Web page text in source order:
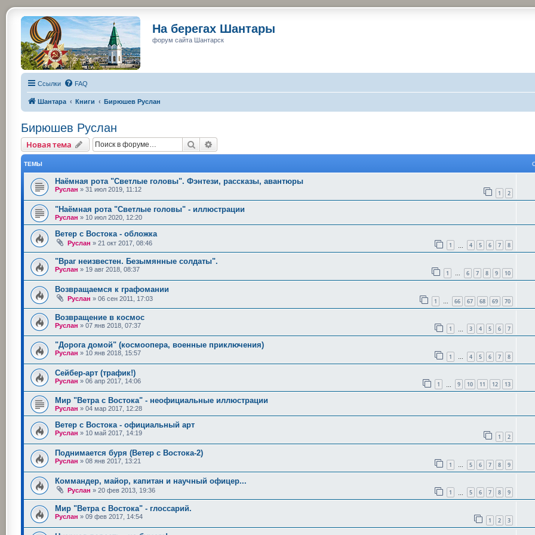
На берегах Шантары
форум сайта Шантарск
Ссылки FAQ
Шантара Книги Бирюшев Руслан
Бирюшев Руслан
Новая тема Поиск
ТЕМЫ
Наёмная рота "Светлые головы". Фэнтези, рассказы, авантюры
Руслан » 31 июл 2019, 11:12 1 2
"Наёмная рота "Светлые головы" - иллюстрации
Руслан » 10 июл 2020, 12:20
Ветер с Востока - обложка
Руслан » 21 окт 2017, 08:46 1 4 5 6 7 8
"Враг неизвестен. Безымянные солдаты".
Руслан » 19 авг 2018, 08:37 1 … 6 7 8 9 10
Возвращаемся к графомании
Руслан » 06 сен 2011, 17:03 1 … 66 67 68 69 70
Возвращение в космос
Руслан » 07 янв 2018, 07:37 1 3 4 5 6 7
"Дорога домой" (космоопера, военные приключения)
Руслан » 10 янв 2018, 15:57 1 … 4 5 6 7 8
Сейбер-арт (трафик!)
Руслан » 06 апр 2017, 14:06 1 9 10 11 12 13
Мир "Ветра с Востока" - неофициальные иллюстрации
Руслан » 04 мар 2017, 12:28
Ветер с Востока - официальный арт
Руслан » 10 май 2017, 14:19 1 2
Поднимается буря (Ветер с Востока-2)
Руслан » 08 янв 2017, 13:21 1 … 5 6 7 8 9
Коммандер, майор, капитан и научный офицер...
Руслан » 20 фев 2013, 19:36 1 5 6 7 8 9
Мир "Ветра с Востока" - глоссарий.
Руслан » 09 фев 2017, 14:54 1 2 3